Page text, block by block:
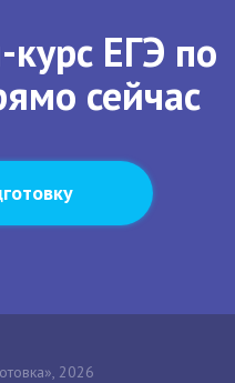
ЕГЭ по
сейчас
2026